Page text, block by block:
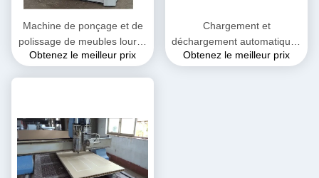
Machine de ponçage et de
polissage de meubles lourds
à large bande 2,5 mm-100
Obtenez le meilleur prix
Chargement et
déchargement automatiques
de porte en bois
Obtenez le meilleur prix